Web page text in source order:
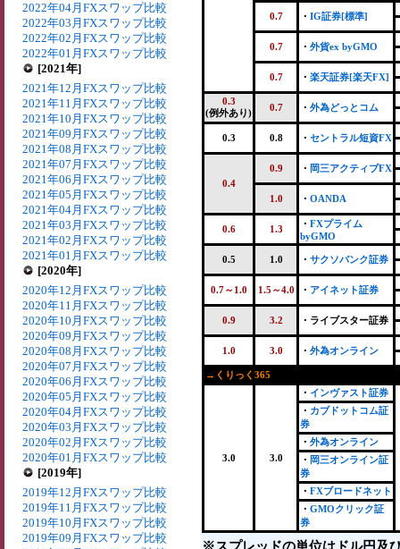
2022年04月FXスワップ比較
2022年03月FXスワップ比較
2022年02月FXスワップ比較
2022年01月FXスワップ比較
[2021年]
2021年12月FXスワップ比較
2021年11月FXスワップ比較
2021年10月FXスワップ比較
2021年09月FXスワップ比較
2021年08月FXスワップ比較
2021年07月FXスワップ比較
2021年06月FXスワップ比較
2021年05月FXスワップ比較
2021年04月FXスワップ比較
2021年03月FXスワップ比較
2021年02月FXスワップ比較
2021年01月FXスワップ比較
[2020年]
2020年12月FXスワップ比較
2020年11月FXスワップ比較
2020年10月FXスワップ比較
2020年09月FXスワップ比較
2020年08月FXスワップ比較
2020年07月FXスワップ比較
2020年06月FXスワップ比較
2020年05月FXスワップ比較
2020年04月FXスワップ比較
2020年03月FXスワップ比較
2020年02月FXスワップ比較
2020年01月FXスワップ比較
[2019年]
2019年12月FXスワップ比較
2019年11月FXスワップ比較
2019年10月FXスワップ比較
2019年09月FXスワップ比較
0.7 ・ IG証券[標準]
0.7 ・ 外貨ex byGMO
0.7 ・ 楽天証券[楽天FX]
0.3
(例外あり)
0.7 ・ 外為どっとコム
0.3 0.8 ・ セントラル短資FX
0.4
0.9 ・ 岡三アクティブFX
1.0 ・ OANDA
0.6 1.3 ・ FXプライム
byGMO
0.5 1.0 ・ サクソバンク証券
0.7～1.0 1.5～4.0 ・ アイネット証券
0.9 3.2 ・ライブスター証券
1.0 3.0 ・ 外為オンライン
→くりっく365
3.0 3.0
・ インヴァスト証券
・ カブドットコム証
券
・ 外為オンライン
・ 岡三オンライン証
券
・ FXブロードネット
・ GMOクリック証
券
※スプレッドの単位はドル円及